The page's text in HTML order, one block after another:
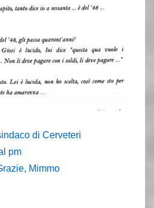
di Cerveteri
pm
Mimmo